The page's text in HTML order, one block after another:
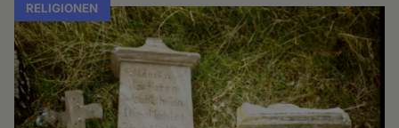
RELIGIONEN